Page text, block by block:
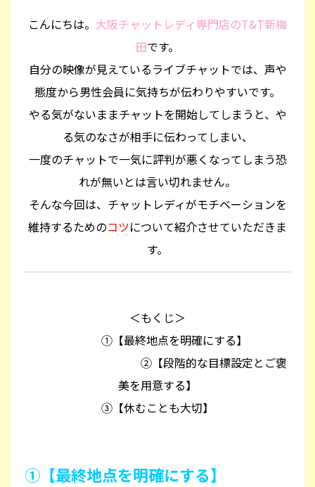
こんにちは。 大阪チャットレディ専門店のT&T新梅
田です。
自分の映像が見えているライブチャットでは、声や
態度から男性会員に気持ちが伝わりやすいです。
やる気がないままチャットを開始してしまうと、や
る気のなさが相手に伝わってしまい、
一度のチャットで一気に評判が悪くなってしまう恐
れが無いとは言い切れません。
そんな今回は、チャットレディがモチベーションを
維持するためのコツについて紹介させていただきま
す。
＜もくじ＞
①【最終地点を明確にする】
②【段階的な目標設定とご褒
美を用意する】
③【休むことも大切】
①【最終地点を明確にする】